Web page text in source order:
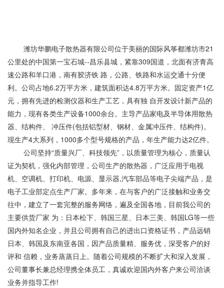
潍坊华鹏电子散热器有限公司位于美丽的国际风筝都潍坊市21
公里处的中国第一宝石城--昌乐县城，紧靠309国道，北面有济青高
速公路和羊口港，南有胶济铁 路，公路、铁路和水运交通十分便
利。公司占地6.2万平方米，建筑面积达4.8万平方米。固定资产1亿
元，拥有先进的检测仪器和生产工艺，具有独 自开发设计新产品的
能力，现有各类生产设备1000余台。主导产品家电及半导体用散热
器、结构件、 冲压件(包括铝型材、钢材、金属冲压件、结构件)。
现生产4大系列，1000多个型号规格的产品，年生产能力达2亿件。
公司坚持“质量兴厂、科技领先”，以质量管理为核心，质量认
证为契机，强化内部管理，公司生产的散热器，广泛应用于电视
机、空调机、打印机、电源、显示器,汽车部品等电子尖端产品，是
电子工业部定点生产厂家。多年来，在与客户的广泛接触和业务交
往中，建立了一套完整的服务网络，遍及全国各地，目前我公司的
主要供货厂家 为：日本松下、韩国三星、日本三美、韩国LG等一些
国内外知名企业，并且公司拥有自己的进出口资格证书，产品远销
日本、韩国及东南亚各国，因产品质量精、服务优，深受客户的好
评和 信赖，业务蒸蒸日上。随着公司规模的不断扩大和深入发展，
公司董事长兼总经理携全体员工，真诚欢迎国内外客户来公司洽谈
业务并指导工作!